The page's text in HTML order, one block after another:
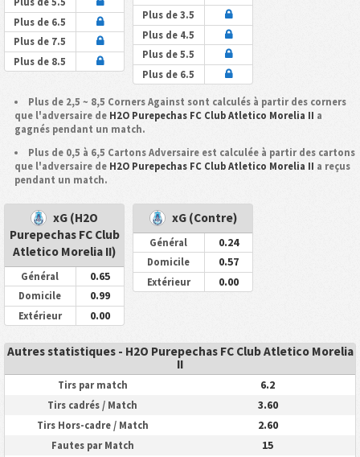
Plus de 6.5
Plus de 7.5
Plus de 8.5
Plus de 3.5
Plus de 4.5
Plus de 5.5
Plus de 6.5
Plus de 2,5 ~ 8,5 Corners Against sont calculés à partir des corners
que l'adversaire de H2O Purepechas FC Club Atletico Morelia II a
gagnés pendant un match.
Plus de 0,5 à 6,5 Cartons Adversaire est calculée à partir des cartons
que l'adversaire de H2O Purepechas FC Club Atletico Morelia II a reçus
pendant un match.
xG (H2O
Purepechas FC Club
Atletico Morelia II)
Général 0.65
Domicile 0.99
Extérieur 0.00
xG (Contre)
Général 0.24
Domicile 0.57
Extérieur 0.00
Autres statistiques - H2O Purepechas FC Club Atletico Morelia
II
Tirs par match 6.2
Tirs cadrés / Match 3.60
Tirs Hors-cadre / Match 2.60
Fautes par Match 15